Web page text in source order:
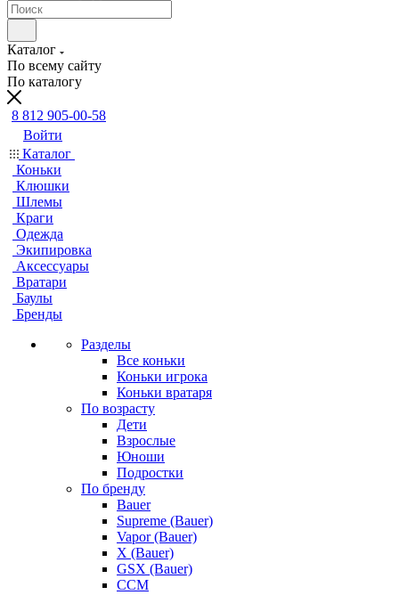
Каталог
По всему сайту
По каталогу
8 812 905-00-58
Войти
Каталог
Коньки
Клюшки
Шлемы
Краги
Одежда
Экипировка
Аксессуары
Вратари
Баулы
Бренды
Разделы
Все коньки
Коньки игрока
Коньки вратаря
По возрасту
Дети
Взрослые
Юноши
Подростки
По бренду
Bauer
Supreme (Bauer)
Vapor (Bauer)
X (Bauer)
GSX (Bauer)
CCM